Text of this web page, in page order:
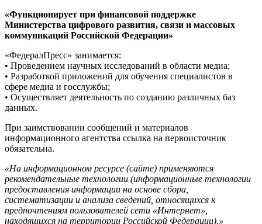
«Функционирует при финансовой поддержке
Министерства цифрового развития, связи и массовых
коммуникаций Российской Федерации»
«ФедералПресс» занимается:
• Проведением научных исследований в области медиа;
• Разработкой приложений для обучения специалистов в
сфере медиа и госслужбы;
• Осуществляет деятельность по созданию различных баз
данных.
При заимствовании сообщений и материалов
информационного агентства ссылка на первоисточник
обязательна.
«На информационном ресурсе (сайте) применяются
рекомендательные технологии (информационные технологии
предоставления информации на основе сбора,
систематизации и анализа сведений, относящихся к
предпочтениям пользователей сети «Интернет»,
находящихся на территории Российской Федерации).»